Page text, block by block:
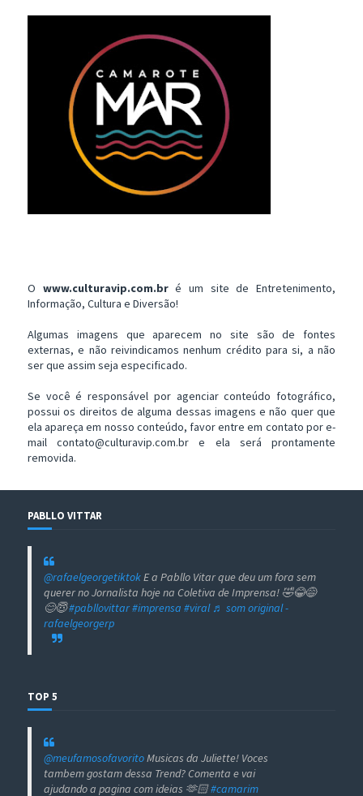
O www.culturavip.com.bré um site de Entretenimento,
Informação, Cultura e Diversão!
Algumas imagens que aparecem no site são de fontes
externas, e não reivindicamos nenhum crédito para si, a não
ser que assim seja especificado.
Se você é responsável por agenciar conteúdo fotográfico,
possui os direitos de alguma dessas imagens e não quer que
ela apareça em nosso conteúdo, favor entre em contato por e-
mail contato@culturavip.com.br e ela será prontamente
removida.
PABLLO VITTAR
@rafaelgeorgetiktokE a Pabllo Vitar que deu um fora sem
querer no Jornalista hoje na Coletiva de Imprensa! 🤣😂😅
😊😇#pabllovittar#imprensa #viral ♬ som original -
rafaelgeorgerp
TOP 5
@meufamosofavoritoMusicas da Juliette! Voces
tambem gostam dessa Trend? Comenta e vai
ajudando a pagina com ideias 🫶🏻#camarim